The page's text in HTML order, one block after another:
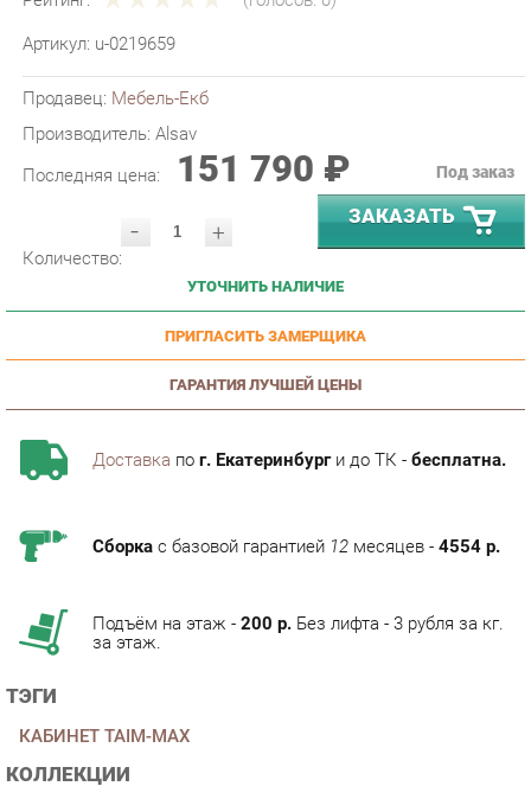
Артикул: u-0219659
Производитель:Alsav
Последняя цена:
151 790 ₽
- ЗАКАЗАТЬ
УТОЧНИТЬ НАЛИЧИЕ
ПРИГЛАСИТЬ ЗАМЕРЩИКА
ГАРАНТИЯ ЛУЧШЕЙ ЦЕНЫ
Доставкапог. Екатеринбурги до ТК -бесплатна.
ТЭГИ